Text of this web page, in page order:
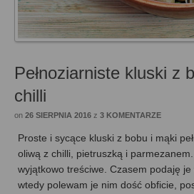
Pełnoziarniste kluski z
chilli
on 26 SIERPNIA 2016 z 3 KOMENTARZE
Proste i sycące kluski z bobu i mąki
oliwą z chilli, pietruszką i
wyjątkowo treściwe. Czasem podaję
wtedy polewam je nim dość obficie,